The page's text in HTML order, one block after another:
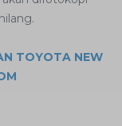
TOYOTA NEW